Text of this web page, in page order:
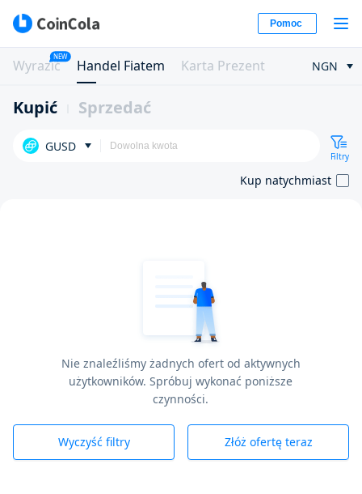
Pomoc
Wyrazić
NEW
Handel Fiatem Karta Prezent NGN
Kupić Sprzedać
GUSD
Filtry
Kup natychmiast
Nie znaleźliśmy żadnych ofert od aktywnych
użytkowników. Spróbuj wykonać poniższe
czynności.
Wyczyść filtry Złóż ofertę teraz